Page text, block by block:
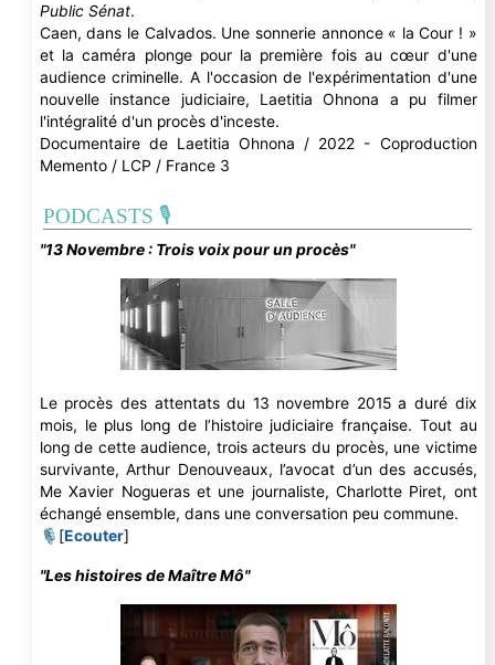
Public Sénat.
Caen, dans le Calvados. Une sonnerie annonce « la Cour ! »
et la caméra plonge pour la première fois au cœur d'une
audience criminelle. A l'occasion de l'expérimentation d'une
nouvelle instance judiciaire, Laetitia Ohnona a pu filmer
l'intégralité d'un procès d'inceste.
Documentaire de Laetitia Ohnona / 2022 - Coproduction
Memento / LCP / France 3
PODCASTS 🎙
"13 Novembre : Trois voix pour un procès"
Le procès des attentats du 13 novembre 2015 a duré dix
mois, le plus long de l’histoire judiciaire française. Tout au
long de cette audience, trois acteurs du procès, une victime
survivante, Arthur Denouveaux, l’avocat d’un des accusés,
Me Xavier Nogueras et une journaliste, Charlotte Piret, ont
échangé ensemble, dans une conversation peu commune.
🎙[Ecouter]
"Les histoires de Maître Mô"